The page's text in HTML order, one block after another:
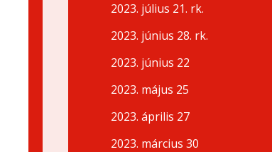
2023. július 21. rk.
2023. június 28. rk.
2023. június 22
2023. május 25
2023. április 27
2023. március 30